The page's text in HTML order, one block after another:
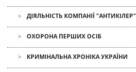
ДІЯЛЬНІСТЬ КОМПАНІЇ "АНТИКІЛЕР"
ОХОРОНА ПЕРШИХ ОСІБ
КРИМІНАЛЬНА ХРОНІКА УКРАЇНИ